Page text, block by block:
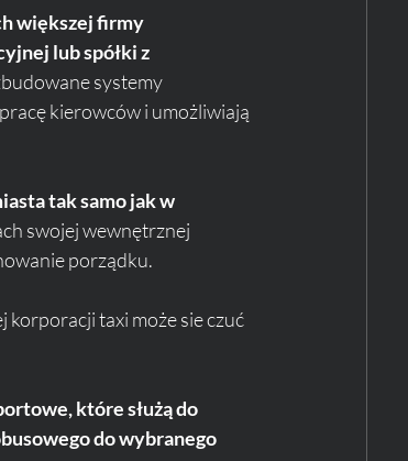
większej firmy
lub spółki z
systemy
kierowców i umożliwiają
tak samo jak w
swojej wewnętrznej
porządku.
korporacji taxi może sie czuć
które służą do
do wybranego